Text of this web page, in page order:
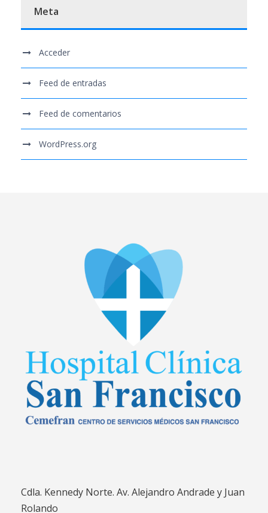
Meta
Acceder
Feed de entradas
Feed de comentarios
WordPress.org
Cdla. Kennedy Norte. Av. Alejandro Andrade y Juan
Rolando